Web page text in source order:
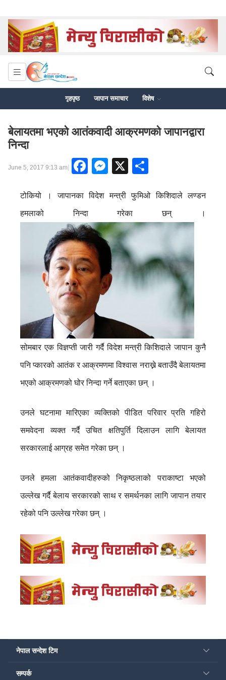
गृहपृष्ठ जापान समाचार विशेष
बेलायतमा भएको आतंकवादी आक्रमणको जापानद्वारा
निन्दा
June 5, 2017 9:13 am| Facebook
Messenger
X
टोकियो । जापानका विदेश मन्त्री फुमिओ किशिदाले लण्डन
हमलाको निन्दा गरेका छन् ।
सोमबार एक विज्ञप्ती जारी गर्दै विदेश मन्त्री किशिदाले जापान कुनै
पनि प्कारको आतंक र आक्रमणमा विश्वास नराख्ने बताउँदै बेलायतमा
भएको आक्रमणको घोर निन्दा गर्ने बताएका छन् ।
उनले घटनामा मारिएका व्यक्तिको पीडित परिवार प्रति गहिरो
समवेदना व्यक्त गर्दै उचित क्षतिपुर्ति दिलाउन लागि बेलायत
सरकारलाई आग्रह समेत गरेका छन् ।
उनले हमला आतंकवादीहरुको निकृष्ठलाको पराकाष्टा भएको
उल्लेख गर्दै बेलाय सरकारको साथ र समर्थनका लागि जापान तयार
रहेको पनि उल्लेख गरेका छन् ।
नेपाल सन्देश टिम
सम्पर्क